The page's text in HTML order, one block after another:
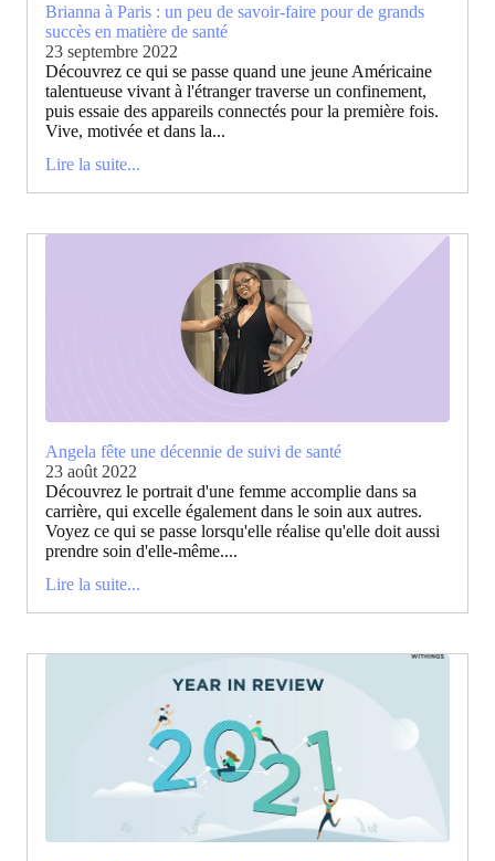
Brianna à Paris : un peu de savoir-faire pour de grands
succès en matière de santé
23 septembre 2022
Découvrez ce qui se passe quand une jeune Américaine
talentueuse vivant à l'étranger traverse un confinement,
puis essaie des appareils connectés pour la première fois.
Vive, motivée et dans la...
Lire la suite...
Angela fête une décennie de suivi de santé
23 août 2022
Découvrez le portrait d'une femme accomplie dans sa
carrière, qui excelle également dans le soin aux autres.
Voyez ce qui se passe lorsqu'elle réalise qu'elle doit aussi
prendre soin d'elle-même....
Lire la suite...